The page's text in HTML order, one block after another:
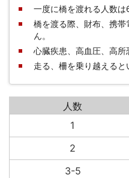
一度に橋を渡れる人数は
橋を渡る際、財布、携
ん。
心臓疾患、高血圧、高所
走る、柵を乗り越えると
人数
1
2
3-5